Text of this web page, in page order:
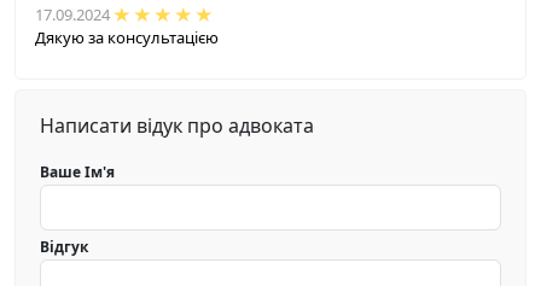
17.09.2024
Дякую за консультацією
Написати відук про адвоката
Ваше Ім'я
Відгук